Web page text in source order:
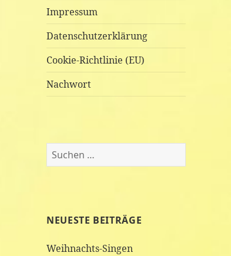
Impressum
Datenschutzerklärung
Cookie-Richtlinie (EU)
Nachwort
Suchen
nach:
NEUESTE BEITRÄGE
Weihnachts-Singen